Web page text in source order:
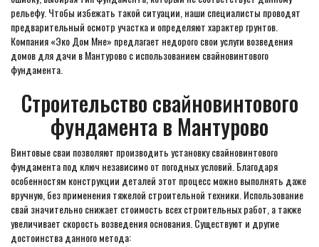
рельефу. Чтобы избежать такой ситуации, наши специалисты проводят
предварительный осмотр участка и определяют характер грунтов.
Компания «Эко Дом Мне» предлагает недорого свои услуги возведения
домов для дачи в Мантурово с использованием свайновинтового
фундамента.
Строительство свайновинтового
фундамента в Мантурово
Винтовые сваи позволяют производить установку свайновинтового
фундамента под ключ независимо от погодных условий. Благодаря
особенностям конструкции деталей этот процесс можно выполнять даже
вручную, без применения тяжелой строительной техники. Использование
свай значительно снижает стоимость всех строительных работ, а также
увеличивает скорость возведения основания. Существуют и другие
достоинства данного метода: